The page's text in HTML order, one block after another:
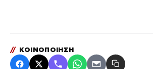
// ΚΟΙΝΟΠΟΙΗΣΗ